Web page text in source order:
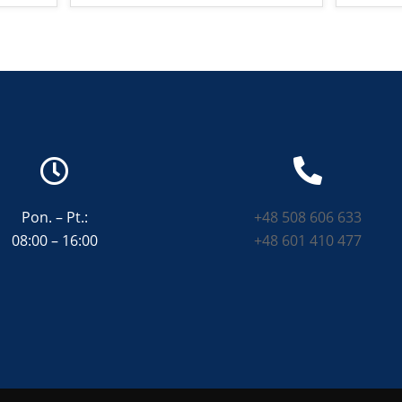
Pon. – Pt.:
08:00 – 16:00
+48 508 606 633
+48 601 410 477